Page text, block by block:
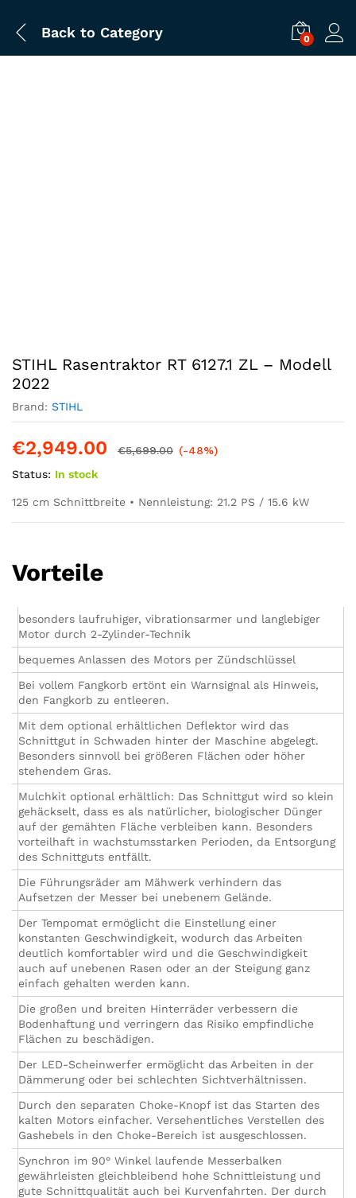
Back to Category 0
STIHL Rasentraktor RT 6127.1 ZL – Modell
2022
Brand: STIHL
€2,949.00 €5,699.00 (-48%)
Status: In stock
125 cm Schnittbreite • Nennleistung: 21.2 PS / 15.6 kW
Vorteile
besonders laufruhiger, vibrationsarmer und langlebiger
Motor durch 2-Zylinder-Technik
bequemes Anlassen des Motors per Zündschlüssel
Bei vollem Fangkorb ertönt ein Warnsignal als Hinweis,
den Fangkorb zu entleeren.
Mit dem optional erhältlichen Deflektor wird das
Schnittgut in Schwaden hinter der Maschine abgelegt.
Besonders sinnvoll bei größeren Flächen oder höher
stehendem Gras.
Mulchkit optional erhältlich: Das Schnittgut wird so klein
gehäckselt, dass es als natürlicher, biologischer Dünger
auf der gemähten Fläche verbleiben kann. Besonders
vorteilhaft in wachstumsstarken Perioden, da Entsorgung
des Schnittguts entfällt.
Die Führungsräder am Mähwerk verhindern das
Aufsetzen der Messer bei unebenem Gelände.
Der Tempomat ermöglicht die Einstellung einer
konstanten Geschwindigkeit, wodurch das Arbeiten
deutlich komfortabler wird und die Geschwindigkeit
auch auf unebenen Rasen oder an der Steigung ganz
einfach gehalten werden kann.
Die großen und breiten Hinterräder verbessern die
Bodenhaftung und verringern das Risiko empfindliche
Flächen zu beschädigen.
Der LED-Scheinwerfer ermöglicht das Arbeiten in der
Dämmerung oder bei schlechten Sichtverhältnissen.
Durch den separaten Choke-Knopf ist das Starten des
kalten Motors einfacher. Versehentliches Verstellen des
Gashebels in den Choke-Bereich ist ausgeschlossen.
Synchron im 90° Winkel laufende Messerbalken
gewährleisten gleichbleibend hohe Schnittleistung und
gute Schnittqualität auch bei Kurvenfahrten. Der durch